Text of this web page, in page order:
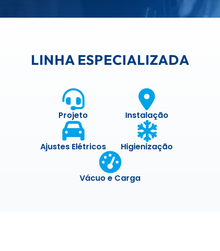
LINHA ESPECIALIZADA
Projeto Instalação
Ajustes Elétricos Higienização
Vácuo e Carga